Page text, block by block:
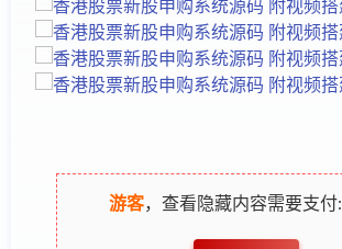
游客，查看隐藏内容需要支付: